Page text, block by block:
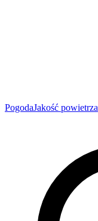
PogodaJakość powietrza